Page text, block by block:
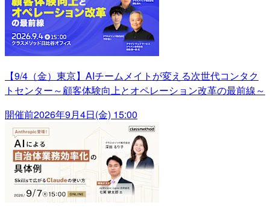
【9/4（金）東京】AIチームメイトが変える次世代コンタク
トセンター～顧客体験向上とオペレーション改革の最前線～
開催前2026年9月4日(金) 15:00